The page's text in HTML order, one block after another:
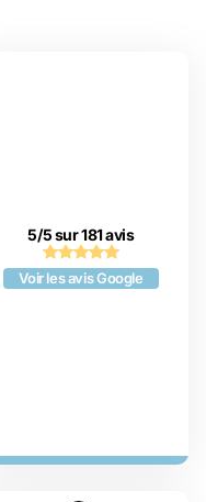
5/5 sur 181 avis
Voir les avis Google